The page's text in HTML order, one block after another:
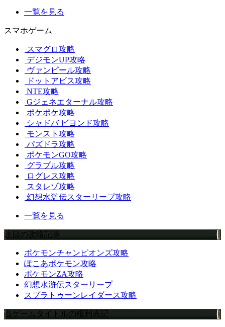
一覧を見る
スマホゲーム
スマグロ攻略
デジモンUP攻略
ヴァンピール攻略
ドットアビス攻略
NTE攻略
Gジェネエターナル攻略
ポケポケ攻略
シャドバ ビヨンド攻略
モンスト攻略
パズドラ攻略
ポケモンGO攻略
グラブル攻略
ログレス攻略
スタレゾ攻略
幻想水滸伝スターリープ攻略
一覧を見る
注目の攻略記事
ポケモンチャンピオンズ攻略
ぽこあポケモン攻略
ポケモンZA攻略
幻想水滸伝スターリープ
スプラトゥーンレイダース攻略
当ゲームタイトルの権利表記